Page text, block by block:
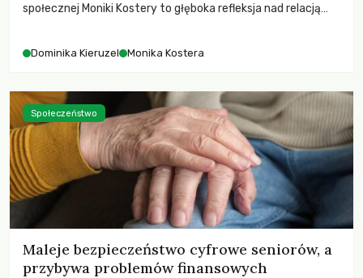
społecznej Moniki Kostery to głęboka refleksja nad relacją
Dominika Kieruzel Monika Kostera
Maleje bezpieczeństwo cyfrowe seniorów, a
przybywa problemów finansowych
Społeczeństwo